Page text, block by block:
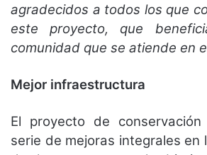
agradecidos a todos los que
este proyecto, que
comunidad que se atiende en
Mejor infraestructura
El proyecto de conservación
serie de mejoras integrales en